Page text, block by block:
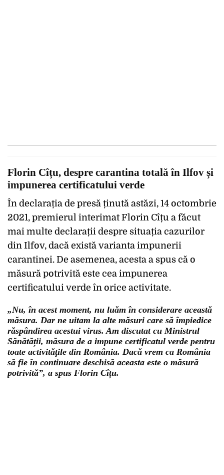
Florin Cîțu, despre carantina totală în Ilfov și
impunerea certificatului verde
În declarația de presă ținută astăzi, 14 octombrie
2021, premierul interimat Florin Cîțu a făcut
mai multe declarații despre situația cazurilor
din Ilfov, dacă există varianta impunerii
carantinei. De asemenea, acesta a spus că o
măsură potrivită este cea impunerea
certificatului verde în orice activitate.
„Nu, în acest moment, nu luăm în considerare această
măsura. Dar ne uitam la alte măsuri care să împiedice
răspândirea acestui virus. Am discutat cu Ministrul
Sănătății, măsura de a impune certificatul verde pentru
toate activităţile din România. Dacă vrem ca România
să fie în continuare deschisă aceasta este o măsură
potrivită”, a spus Florin Cîțu.